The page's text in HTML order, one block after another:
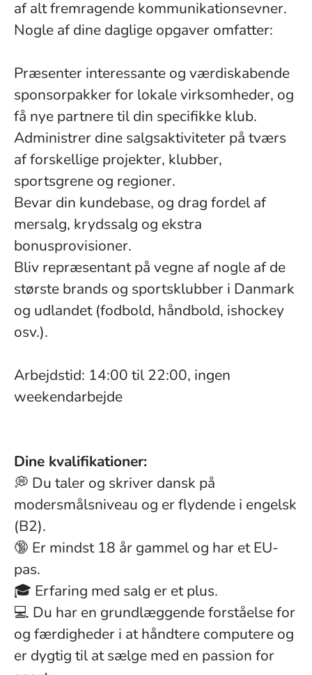
af alt fremragende kommunikationsevner.
Nogle af dine daglige opgaver omfatter:
Præsenter interessante og værdiskabende
sponsorpakker for lokale virksomheder, og
få nye partnere til din specifikke klub.
Administrer dine salgsaktiviteter på tværs
af forskellige projekter, klubber,
sportsgrene og regioner.
Bevar din kundebase, og drag fordel af
mersalg, krydssalg og ekstra
bonusprovisioner.
Bliv repræsentant på vegne af nogle af de
største brands og sportsklubber i Danmark
og udlandet (fodbold, håndbold, ishockey
osv.).
Arbejdstid: 14:00 til 22:00, ingen
weekendarbejde
Dine kvalifikationer:
💭 Du taler og skriver dansk på
modersmålsniveau og er flydende i engelsk
(B2).
🔞 Er mindst 18 år gammel og har et EU-
pas.
🎓 Erfaring med salg er et plus.
💻 Du har en grundlæggende forståelse for
og færdigheder i at håndtere computere og
er dygtig til at sælge med en passion for